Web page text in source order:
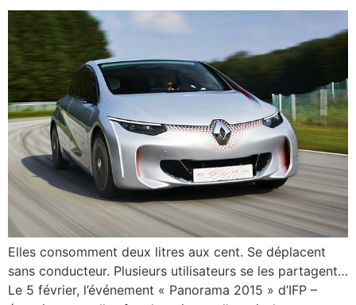
Elles consomment deux litres aux cent. Se déplacent
sans conducteur. Plusieurs utilisateurs se les partagent…
Le 5 février, l’événement « Panorama 2015 » d’IFP –